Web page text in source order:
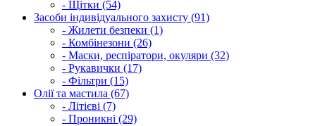
- Щітки (54)
Засоби індивідуального захисту (91)
- Жилети безпеки (1)
- Комбінезони (26)
- Маски, респіратори, окуляри (32)
- Рукавички (17)
- Фільтри (15)
Олії та мастила (67)
- Літієві (7)
- Проникні (29)